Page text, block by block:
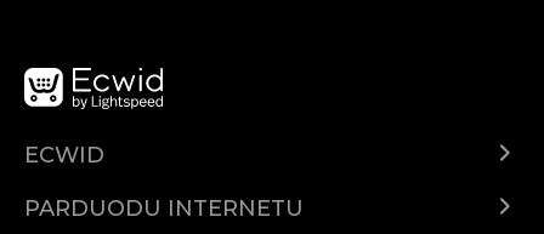
ECWID
Kainodara
PARDUODU INTERNETU